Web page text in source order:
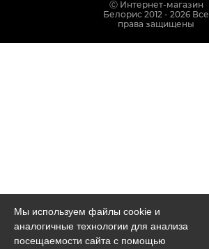
Мы используем файлы cookie и
аналогичные технологии для анализа
посещаемости сайта с помощью
Ⓒ Интернет-магазин
Белорис 2012 - 2026 Все
права защищены